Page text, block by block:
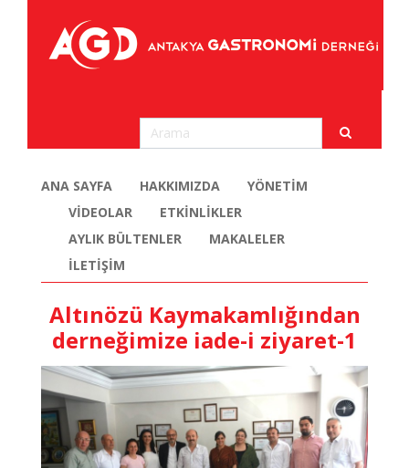
ANA SAYFA HAKKIMIZDA
YÖNETİM
VİDEOLAR
ETKİNLİKLER
AYLIK BÜLTENLER
MAKALELER
İLETİŞİM
Altınözü Kaymakamlığından
derneğimize iade-i ziyaret-1